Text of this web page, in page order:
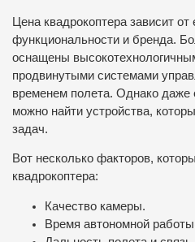
Цена квадрокоптера зависит от
функциональности и бренда.
оснащены
продвинутыми системами
временем полета. Однако
можно найти устройства,
задач.
Вот несколько факторов,
квадрокоптера:
Качество камеры.
Время автономной